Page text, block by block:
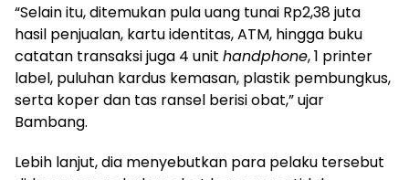
“Selain itu, ditemukan pula uang tunai Rp2,38 juta
hasil penjualan, kartu identitas, ATM, hingga buku
catatan transaksi juga 4 unit handphone, 1 printer
label, puluhan kardus kemasan, plastik pembungkus,
serta koper dan tas ransel berisi obat,” ujar
Bambang.
Lebih lanjut, dia menyebutkan para pelaku tersebut